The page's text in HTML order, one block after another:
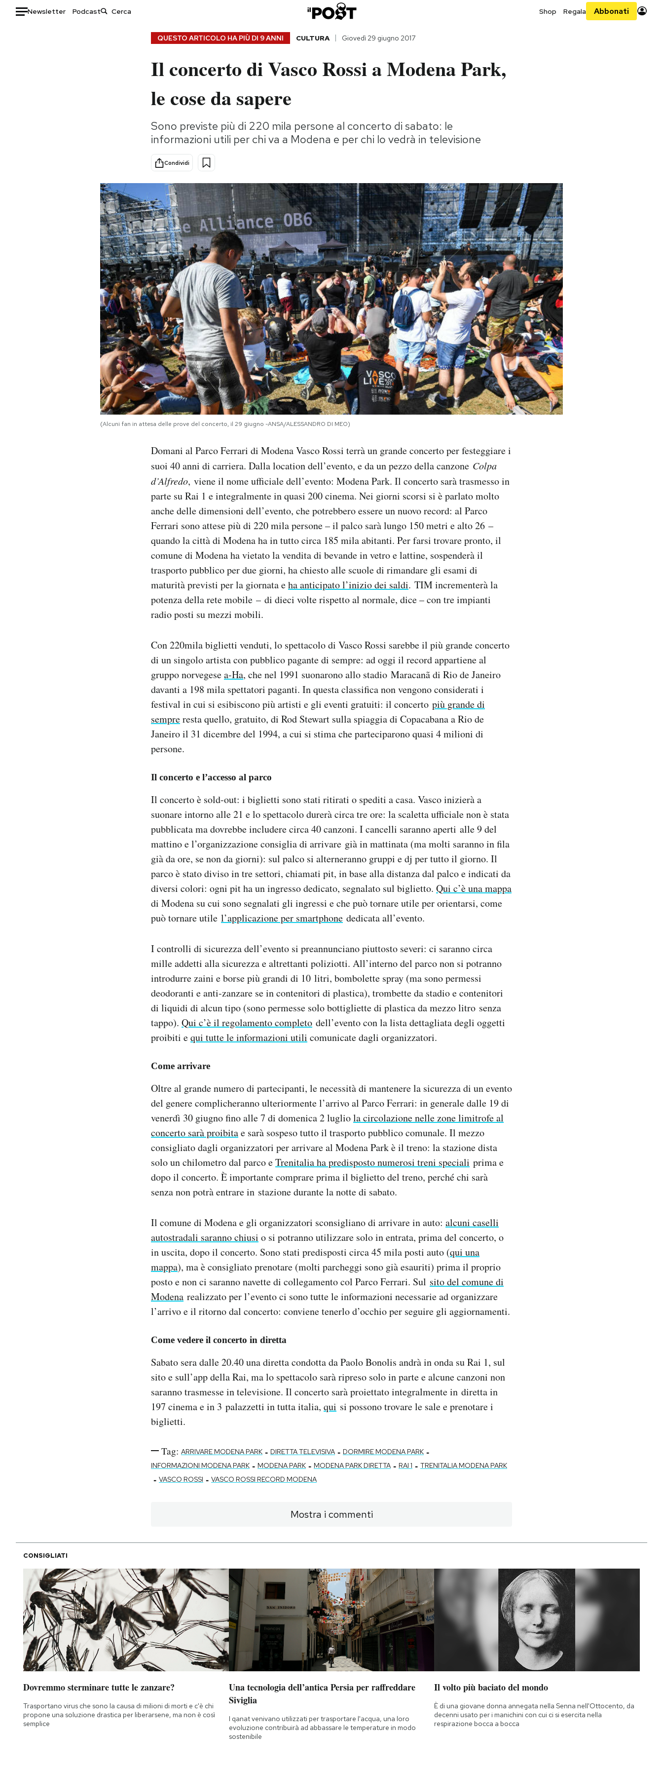
Newsletter Podcast Shop Regala Abbonati
Storie/Idee
Ok Boomer!
Altrecose
Mondiali calcio 2026
AREA PERSONALE
QUESTO ARTICOLO HA PIÙ DI 9 ANNI CULTURA Giovedì 29 giugno 2017
Il concerto di Vasco Rossi a Modena Park,
le cose da sapere
Sono previste più di 220 mila persone al concerto di sabato: le
informazioni utili per chi va a Modena e per chi lo vedrà in televisione
Condividi
(Alcuni fan in attesa delle prove del concerto, il 29 giugno -ANSA/ALESSANDRO DI MEO)
Domani al Parco Ferrari di Modena Vasco Rossi terrà un grande concerto per festeggiare i
suoi 40 anni di carriera. Dalla location dell’evento, e da un pezzo della canzone Colpa
d’Alfredo, viene il nome ufficiale dell’evento: Modena Park. Il concerto sarà trasmesso in
parte su Rai 1 e integralmente in quasi 200 cinema. Nei giorni scorsi si è parlato molto
anche delle dimensioni dell’evento, che potrebbero essere un nuovo record: al Parco
Ferrari sono attese più di 220 mila persone – il palco sarà lungo 150 metri e alto 26 –
quando la città di Modena ha in tutto circa 185 mila abitanti. Per farsi trovare pronto, il
comune di Modena ha vietato la vendita di bevande in vetro e lattine, sospenderà il
trasporto pubblico per due giorni, ha chiesto alle scuole di rimandare gli esami di
maturità previsti per la giornata eha anticipato l’inizio dei saldi. TIM incrementerà la
potenza della rete mobile – di dieci volte rispetto al normale, dice – con tre impianti
radio posti su mezzi mobili.
Con 220mila biglietti venduti, lo spettacolo di Vasco Rossi sarebbe il più grande concerto
di un singolo artista con pubblico pagante di sempre: ad oggi il record appartiene al
gruppo norvegesea-Ha, che nel 1991 suonarono allo stadio Maracanã di Rio de Janeiro
davanti a 198 mila spettatori paganti. In questa classifica non vengono considerati i
festival in cui si esibiscono più artisti e gli eventi gratuiti: il concerto più grande di
sempreresta quello, gratuito, di Rod Stewart sulla spiaggia di Copacabana a Rio de
Janeiro il 31 dicembre del 1994, a cui si stima che parteciparono quasi 4 milioni di
persone.
Il concerto e l’accesso al parco
Il concerto è sold-out: i biglietti sono stati ritirati o spediti a casa. Vasco inizierà a
suonare intorno alle 21 e lo spettacolo durerà circa tre ore: la scaletta ufficiale non è stata
pubblicata ma dovrebbe includere circa 40 canzoni. I cancelli saranno aperti alle 9 del
mattino e l’organizzazione consiglia di arrivare già in mattinata (ma molti saranno in fila
già da ore, se non da giorni): sul palco si alterneranno gruppi e dj per tutto il giorno. Il
parco è stato diviso in tre settori, chiamati pit, in base alla distanza dal palco e indicati da
diversi colori: ogni pit ha un ingresso dedicato, segnalato sul biglietto. Qui c’è una mappa
di Modena su cui sono segnalati gli ingressi e che può tornare utile per orientarsi, come
può tornare utile l’applicazione per smartphone dedicata all’evento.
I controlli di sicurezza dell’evento si preannunciano piuttosto severi: ci saranno circa
mille addetti alla sicurezza e altrettanti poliziotti. All’interno del parco non si potranno
introdurre zaini e borse più grandi di 10 litri, bombolette spray (ma sono permessi
deodoranti e anti-zanzare se in contenitori di plastica), trombette da stadio e contenitori
di liquidi di alcun tipo (sono permesse solo bottigliette di plastica da mezzo litro senza
tappo). Qui c’è il regolamento completo dell’evento con la lista dettagliata degli oggetti
proibiti equi tutte le informazioni utili comunicate dagli organizzatori.
Come arrivare
Oltre al grande numero di partecipanti, le necessità di mantenere la sicurezza di un evento
del genere complicheranno ulteriormente l’arrivo al Parco Ferrari: in generale dalle 19 di
venerdì 30 giugno fino alle 7 di domenica 2 lugliola circolazione nelle zone limitrofe al
concerto sarà proibitae sarà sospeso tutto il trasporto pubblico comunale. Il mezzo
consigliato dagli organizzatori per arrivare al Modena Park è il treno: la stazione dista
solo un chilometro dal parco eTrenitalia ha predisposto numerosi treni speciali prima e
dopo il concerto. È importante comprare prima il biglietto del treno, perché chi sarà
senza non potrà entrare in stazione durante la notte di sabato.
Il comune di Modena e gli organizzatori sconsigliano di arrivare in auto: alcuni caselli
autostradali saranno chiusi o si potranno utilizzare solo in entrata, prima del concerto, o
in uscita, dopo il concerto. Sono stati predisposti circa 45 mila posti auto (qui una
mappa), ma è consigliato prenotare (molti parcheggi sono già esauriti) prima il proprio
posto e non ci saranno navette di collegamento col Parco Ferrari. Sul sito del comune di
Modena realizzato per l’evento ci sono tutte le informazioni necessarie ad organizzare
l’arrivo e il ritorno dal concerto: conviene tenerlo d’occhio per seguire gli aggiornamenti.
Come vedere il concerto in diretta
Sabato sera dalle 20.40 una diretta condotta da Paolo Bonolis andrà in onda su Rai 1, sul
sito e sull’app della Rai, ma lo spettacolo sarà ripreso solo in parte e alcune canzoni non
saranno trasmesse in televisione. Il concerto sarà proiettato integralmente in diretta in
197 cinema e in 3 palazzetti in tutta italia, qui si possono trovare le sale e prenotare i
biglietti.
Tag: ARRIVARE MODENA PARK - DIRETTA TELEVISIVA - DORMIRE MODENA PARK -
INFORMAZIONI MODENA PARK - MODENA PARK - MODENA PARK DIRETTA - RAI 1 - TRENITALIA MODENA PARK
- VASCO ROSSI - VASCO ROSSI RECORD MODENA
Mostra i commenti
CONSIGLIATI
Dovremmo sterminare tutte le zanzare?
Trasportano virus che sono la causa di milioni di morti e c'è chi
propone una soluzione drastica per liberarsene, ma non è così
semplice
Una tecnologia dell’antica Persia per raffreddare
Siviglia
I qanat venivano utilizzati per trasportare l'acqua, una loro
evoluzione contribuirà ad abbassare le temperature in modo
sostenibile
Il volto più baciato del mondo
È di una giovane donna annegata nella Senna nell'Ottocento, da
decenni usato per i manichini con cui ci si esercita nella
respirazione bocca a bocca